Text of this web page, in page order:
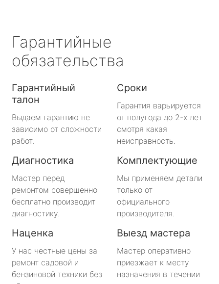
Гарантийные
обязательства
Гарантийный
талон
Выдаем гарантию не
зависимо от сложности
работ.
Сроки
Гарантия варьируется
от полугода до 2-х лет
смотря какая
неисправность.
Диагностика
Мастер перед
ремонтом совершенно
бесплатно производит
диагностику.
Комплектующие
Мы применяем детали
только от
официального
производителя.
Наценка
У нас честные цены за
ремонт садовой и
бензиновой техники без
Выезд мастера
Мастер оперативно
приезжает к месту
назначения в течении